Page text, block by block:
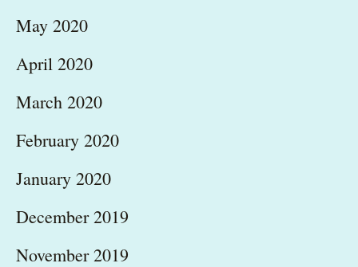
May 2020
April 2020
March 2020
February 2020
January 2020
December 2019
November 2019